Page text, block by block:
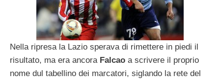
Nella ripresa la Lazio sperava di rimettere in piedi il
risultato, ma era ancoraFalcao a scrivere il proprio
nome dul tabellino dei marcatori, siglando la rete del